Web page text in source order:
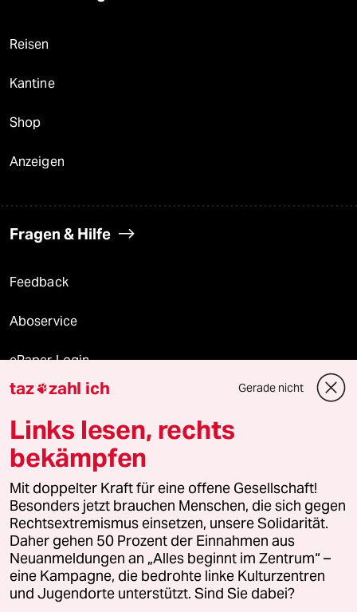
Reisen
Kantine
Shop
Anzeigen
Fragen & Hilfe
Feedback
Aboservice
ePaper Login
Downloads für Abonnierende
© 2026 taz Verlags und Vertriebs GmbH
Alle Rechte vorbehalten. Bei rechtlichen Fragen oder für Genehmigungen
wenden Sie sich bitte an
lizenzen@taz.de
Feedback Redaktionsstatut Kommune-Richtlinien
Leitlinie Informant Datenschutz Impressum AGB
taz zahl ich Gerade nicht
Links lesen, rechts
bekämpfen
Mit doppelter Kraft für eine offene Gesellschaft!
Besonders jetzt brauchen Menschen, die sich gegen
Rechtsextremismus einsetzen, unsere Solidarität.
Daher gehen 50 Prozent der Einnahmen aus
Neuanmeldungen an „Alles beginnt im Zentrum“ –
eine Kampagne, die bedrohte linke Kulturzentren
und Jugendorte unterstützt. Sind Sie dabei?